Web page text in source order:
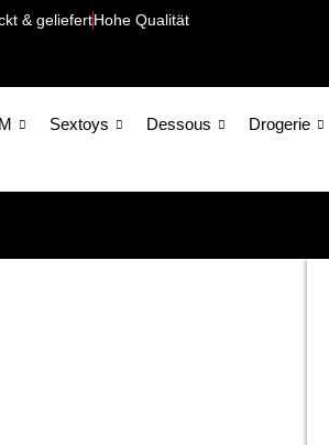
& geliefertHohe Qualität
Sextoys Dessous Drogerie